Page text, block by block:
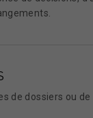
de dossiers ou